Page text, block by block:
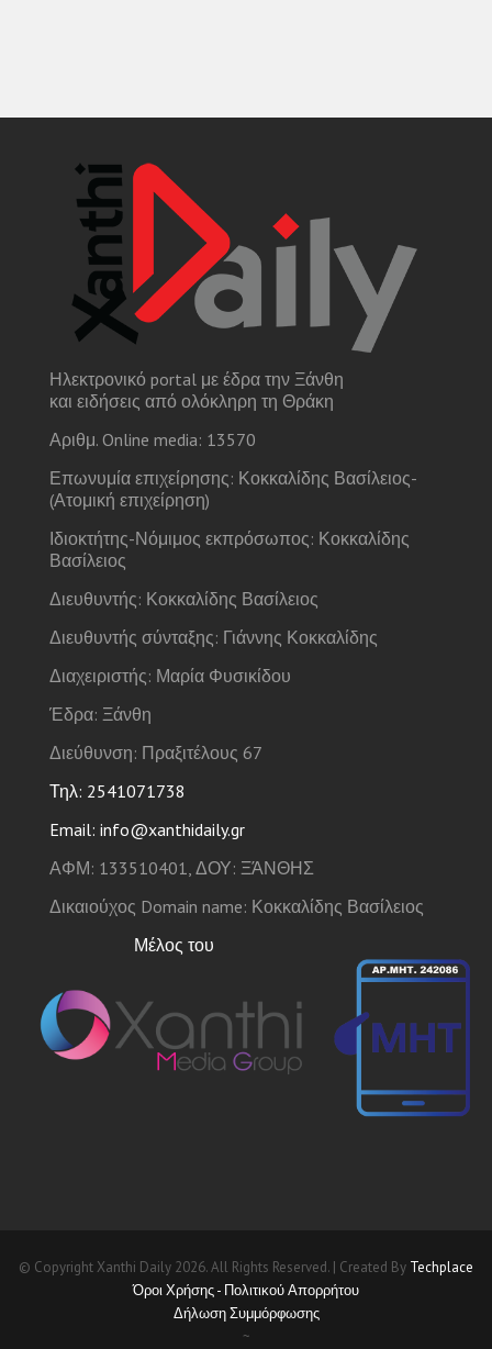
Ηλεκτρονικό portal με έδρα την Ξάνθη
και ειδήσεις από ολόκληρη τη Θράκη
Αριθμ. Online media: 13570
Επωνυμία επιχείρησης: Κοκκαλίδης Βασίλειος-
(Ατομική επιχείρηση)
Ιδιοκτήτης-Νόμιμος εκπρόσωπος: Κοκκαλίδης
Βασίλειος
Διευθυντής: Κοκκαλίδης Βασίλειος
Διευθυντής σύνταξης: Γιάννης Κοκκαλίδης
Διαχειριστής: Μαρία Φυσικίδου
Έδρα: Ξάνθη
Διεύθυνση: Πραξιτέλους 67
Τηλ: 2541071738
Email: info@xanthidaily.gr
ΑΦΜ: 133510401, ΔΟΥ: ΞΆΝΘΗΣ
Δικαιούχος Domain name: Κοκκαλίδης Βασίλειος
Μέλος του
© Copyright Xanthi Daily 2026. All Rights Reserved. | Created By Techplace
Όροι Χρήσης - Πολιτικού Απορρήτου
Δήλωση Συμμόρφωσης
~